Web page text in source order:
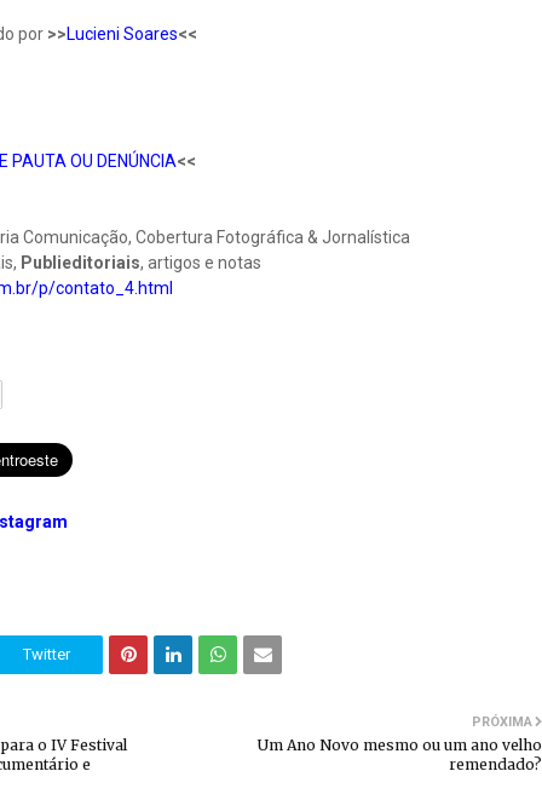
por >>Lucieni Soares<<
PAUTA OU DENÚNCIA<<
Comunicação, Cobertura Fotográfica & Jornalística
Publieditoriais, artigos e notas
p/contato_4.html
Twitter
PRÓXIMA
Um Ano Novo mesmo ou um ano velho
remendado?
o IV Festival
e